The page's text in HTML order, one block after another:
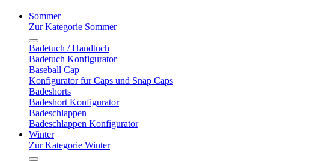
Sommer
Zur Kategorie Sommer
Badetuch / Handtuch
Badetuch Konfigurator
Baseball Cap
Konfigurator für Caps und Snap Caps
Badeshorts
Badeshort Konfigurator
Badeschlappen
Badeschlappen Konfigurator
Winter
Zur Kategorie Winter